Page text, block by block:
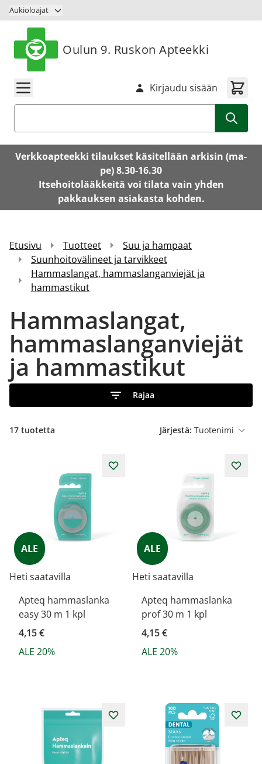
Siirry sisältöön
Aukioloajat
Oulun 9. Ruskon Apteekki
Kirjaudu sisään
Verkkoapteekki tilaukset käsitellään arkisin (ma-
pe) 8.30-16.30
Itsehoitolääkkeitä voi tilata vain yhden
pakkauksen asiakasta kohden.
Etusivu Tuotteet
Suu ja hampaat
Suunhoitovälineet ja tarvikkeet
Hammaslangat, hammaslanganviejät ja
hammastikut
Hammaslangat,
hammaslanganviejät
ja hammastikut
Rajaa
17 tuotetta Järjestä:
ALE
Heti saatavilla
Apteq hammaslanka
easy 30 m 1 kpl
4,15 €
ALE 20%
ALE
Heti saatavilla
Apteq hammaslanka
prof 30 m 1 kpl
4,15 €
ALE 20%